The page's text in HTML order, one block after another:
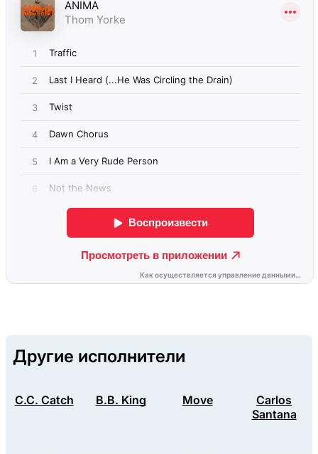
Другие исполнители
C.C. Catch B.B. King Move
Carlos
Santana